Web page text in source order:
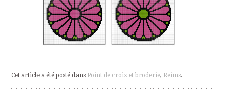
Cet article a été posté dans Point de croix et broderie, Reims.